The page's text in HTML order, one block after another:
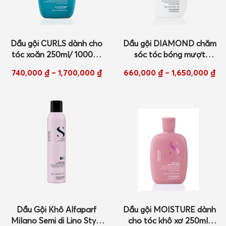
Dầu gội CURLS dành cho
tóc xoăn 250ml/ 1000ml
740,000 ₫– 1,700,000 ₫
Dầu gội DIAMOND chăm
sóc tóc bóng mượt
660,000 ₫ – 1,650,000 ₫
Dầu Gội Khô Alfaparf
Milano Semi di Lino Style
Dầu gội MOISTURE dành
cho tóc khô xơ 250ml/